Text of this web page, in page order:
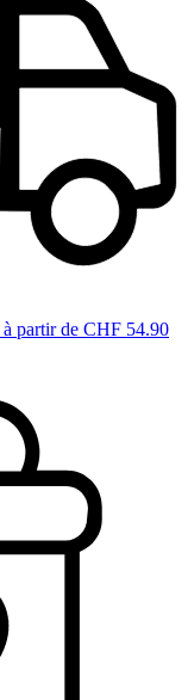
à partir de CHF 54.90